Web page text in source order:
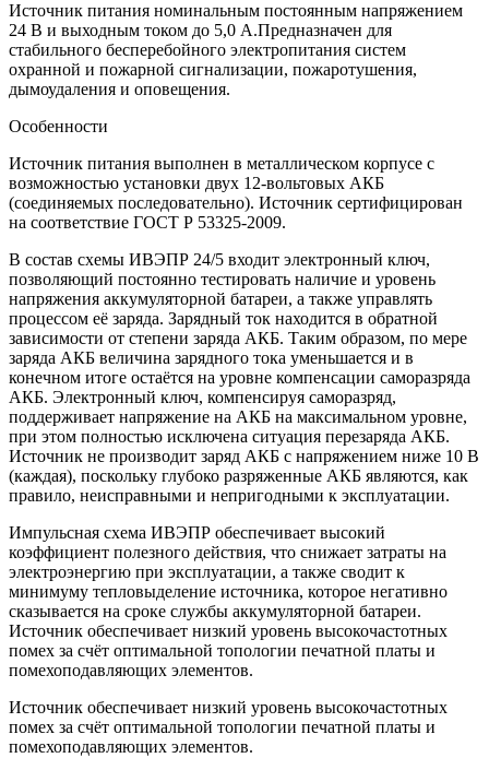
Источник питания номинальным постоянным напряжением
24 В и выходным током до 5,0 А.Предназначен для
стабильного бесперебойного электропитания систем
охранной и пожарной сигнализации, пожаротушения,
дымоудаления и оповещения.
Особенности
Источник питания выполнен в металлическом корпусе с
возможностью установки двух 12-вольтовых АКБ
(соединяемых последовательно). Источник сертифицирован
на соответствие ГОСТ Р 53325-2009.
В состав схемы ИВЭПР 24/5 входит электронный ключ,
позволяющий постоянно тестировать наличие и уровень
напряжения аккумуляторной батареи, а также управлять
процессом её заряда. Зарядный ток находится в обратной
зависимости от степени заряда АКБ. Таким образом, по мере
заряда АКБ величина зарядного тока уменьшается и в
конечном итоге остаётся на уровне компенсации саморазряда
АКБ. Электронный ключ, компенсируя саморазряд,
поддерживает напряжение на АКБ на максимальном уровне,
при этом полностью исключена ситуация перезаряда АКБ.
Источник не производит заряд АКБ с напряжением ниже 10 В
(каждая), поскольку глубоко разряженные АКБ являются, как
правило, неисправными и непригодными к эксплуатации.
Импульсная схема ИВЭПР обеспечивает высокий
коэффициент полезного действия, что снижает затраты на
электроэнергию при эксплуатации, а также сводит к
минимуму тепловыделение источника, которое негативно
сказывается на сроке службы аккумуляторной батареи.
Источник обеспечивает низкий уровень высокочастотных
помех за счёт оптимальной топологии печатной платы и
помехоподавляющих элементов.
Источник обеспечивает низкий уровень высокочастотных
помех за счёт оптимальной топологии печатной платы и
помехоподавляющих элементов.